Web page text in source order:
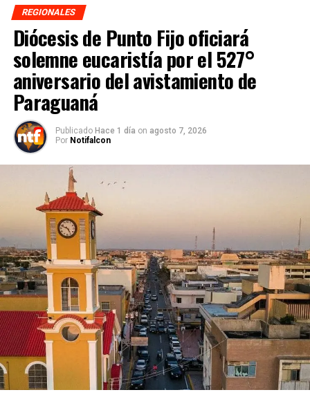
REGIONALES
Diócesis de Punto Fijo oficiará
solemne eucaristía por el 527°
aniversario del avistamiento de
Paraguaná
Publicado Hace 1 día on agosto 7, 2026
Por Notifalcon